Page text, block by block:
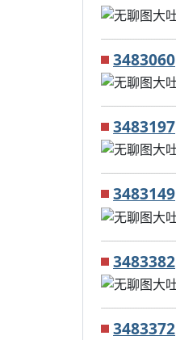
3483060
3483197
3483149
3483382
3483372